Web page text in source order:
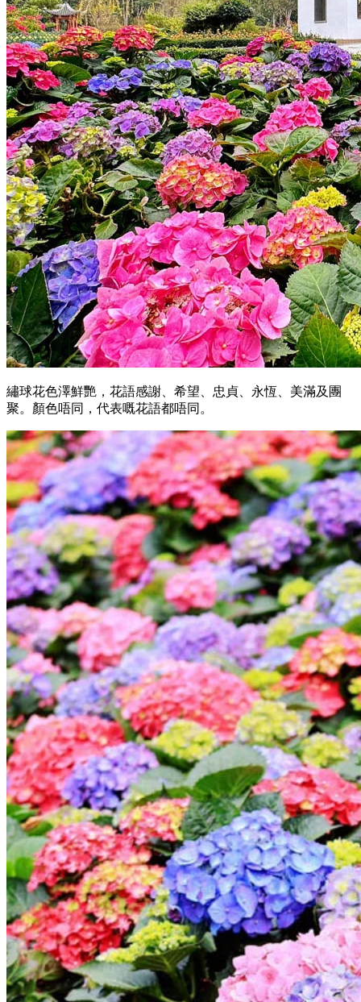
繡球花色澤鮮艷，花語感謝、希望、忠貞、永恆、美滿及團
聚。顏色唔同，代表嘅花語都唔同。